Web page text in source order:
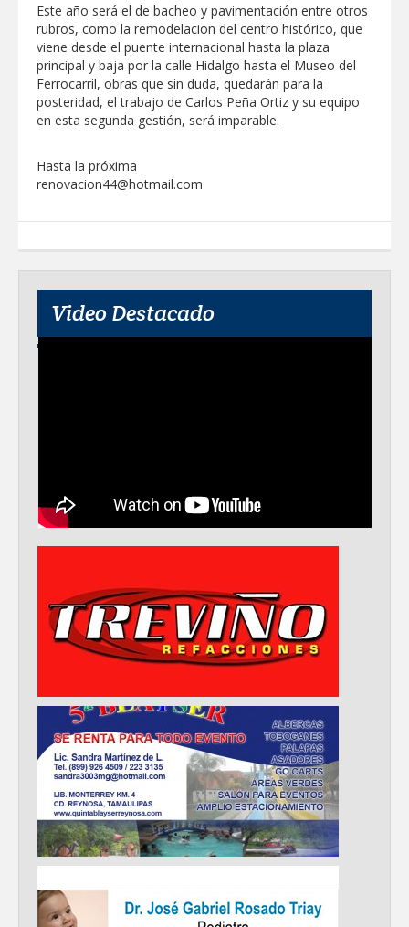
Este año será el de bacheo y pavimentación entre otros
rubros, como la remodelacion del centro histórico, que
viene desde el puente internacional hasta la plaza
principal y baja por la calle Hidalgo hasta el Museo del
Ferrocarril, obras que sin duda, quedarán para la
posteridad, el trabajo de Carlos Peña Ortiz y su equipo
en esta segunda gestión, será imparable.
Hasta la próxima
renovacion44@hotmail.com
Video Destacado